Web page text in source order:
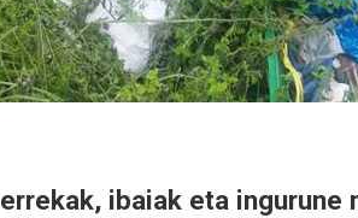
ibaiak eta ingurune